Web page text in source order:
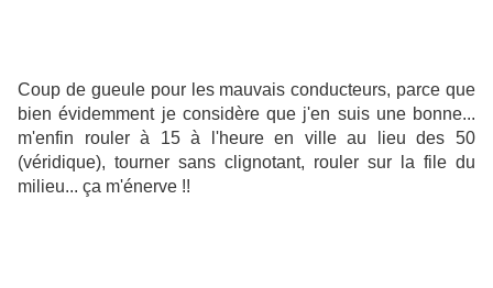
Coup de gueule pour les mauvais conducteurs, parce que
bien évidemment je considère que j'en suis une bonne...
m'enfin rouler à 15 à l'heure en ville au lieu des 50
(véridique), tourner sans clignotant, rouler sur la file du
milieu... ça m'énerve !!